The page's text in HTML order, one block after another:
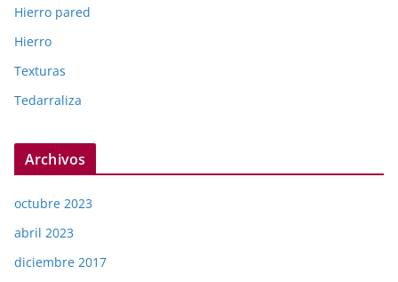
Hierro pared
Hierro
Texturas
Tedarraliza
Archivos
octubre 2023
abril 2023
diciembre 2017